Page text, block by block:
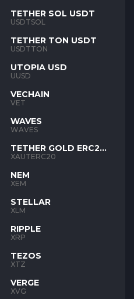
TETHER SOL USDT
USDTSOL
TETHER TON USDT
USDTTON
UTOPIA USD
UUSD
VECHAIN
VET
WAVES
WAVES
TETHER GOLD ERC20
XAUT
XAUTERC20
NEM
XEM
STELLAR
XLM
RIPPLE
XRP
TEZOS
XTZ
VERGE
XVG